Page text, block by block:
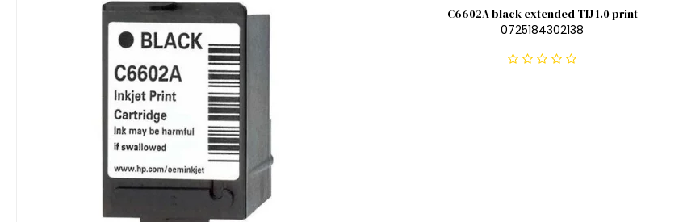
C6602A black extended TIJ 1.0 print
0725184302138